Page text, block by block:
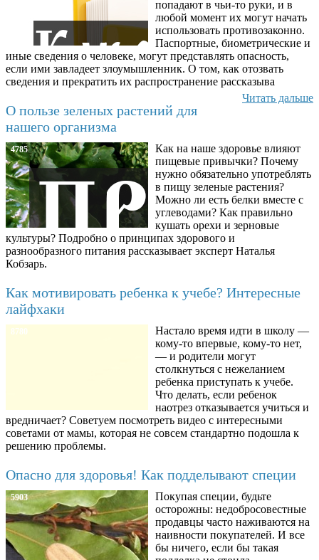
попадают в чьи-то руки, и в
любой момент их могут начать
использовать противозаконно.
Паспортные, биометрические и
иные сведения о человеке, могут представлять опасность,
если ими завладеет злоумышленник. О том, как отозвать
сведения и прекратить их распространение рассказыва
Читать дальше
О пользе зеленых растений для
нашего организма
4785
Как на наше здоровье влияют
пищевые привычки? Почему
нужно обязательно употреблять
в пищу зеленые растения?
Можно ли есть белки вместе с
углеводами? Как правильно
кушать орехи и зерновые
культуры? Подробно о принципах здорового и
разнообразного питания рассказывает эксперт Наталья
Кобзарь.
Как мотивировать ребенка к учебе? Интересные
лайфхаки
8780
Настало время идти в школу —
кому-то впервые, кому-то нет,
— и родители могут
столкнуться с нежеланием
ребенка приступать к учебе.
Что делать, если ребенок
наотрез отказывается учиться и
вредничает? Советуем посмотреть видео с интересными
советами от мамы, которая не совсем стандартно подошла к
решению проблемы.
Опасно для здоровья! Как подделывают специи
5903
Покупая специи, будьте
осторожны: недобросовестные
продавцы часто наживаются на
наивности покупателей. И все
бы ничего, если бы такая